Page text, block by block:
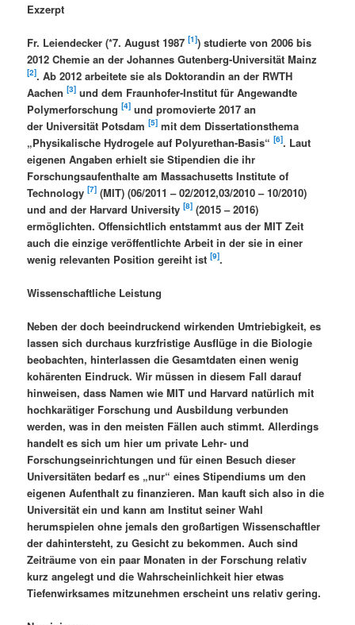
Exzerpt
Fr. Leiendecker (*7. August 1987[1]) studierte von 2006 bis
2012 Chemie an der Johannes Gutenberg-Universität Mainz
[2]. Ab 2012 arbeitete sie als Doktorandin an der RWTH
Aachen[3] und dem Fraunhofer-Institut für Angewandte
Polymerforschung[4] und promovierte 2017 an
der Universität Potsdam[5] mit dem Dissertationsthema
„Physikalische Hydrogele auf Polyurethan-Basis“[6]. Laut
eigenen Angaben erhielt sie Stipendien die ihr
Forschungsaufenthalte am Massachusetts Institute of
Technology[7] (MIT) (06/2011 – 02/2012,03/2010 – 10/2010)
und and der Harvard University[8] (2015 – 2016)
ermöglichten. Offensichtlich entstammt aus der MIT Zeit
auch die einzige veröffentlichte Arbeit in der sie in einer
wenig relevanten Position gereiht ist[9].
Wissenschaftliche Leistung
Neben der doch beeindruckend wirkenden Umtriebigkeit, es
lassen sich durchaus kurzfristige Ausflüge in die Biologie
beobachten, hinterlassen die Gesamtdaten einen wenig
kohärenten Eindruck. Wir müssen in diesem Fall darauf
hinweisen, dass Namen wie MIT und Harvard natürlich mit
hochkarätiger Forschung und Ausbildung verbunden
werden, was in den meisten Fällen auch stimmt. Allerdings
handelt es sich um hier um private Lehr- und
Forschungseinrichtungen und für einen Besuch dieser
Universitäten bedarf es „nur“ eines Stipendiums um den
eigenen Aufenthalt zu finanzieren. Man kauft sich also in die
Universität ein und kann am Institut seiner Wahl
herumspielen ohne jemals den großartigen Wissenschaftler
der dahintersteht, zu Gesicht zu bekommen. Auch sind
Zeiträume von ein paar Monaten in der Forschung relativ
kurz angelegt und die Wahrscheinlichkeit hier etwas
Tiefenwirksames mitzunehmen erscheint uns relativ gering.